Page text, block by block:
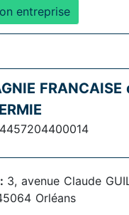
entreprise
FRANCAISE
3, avenue Claude
Orléans